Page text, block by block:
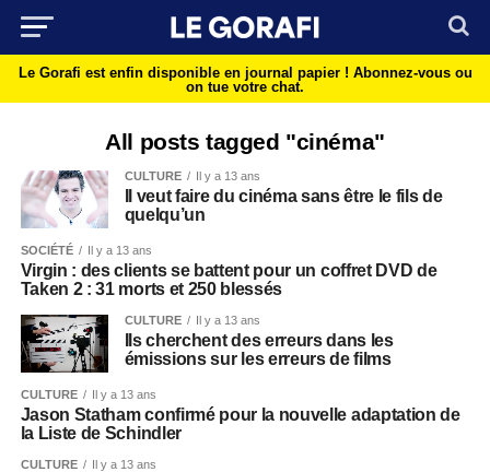
Le Gorafi est enfin disponible en journal papier ! Abonnez-vous ou
on tue votre chat.
All posts tagged "cinéma"
CULTURE Il y a 13 ans
Il veut faire du cinéma sans être le fils de
quelqu’un
SOCIÉTÉ Il y a 13 ans
Virgin : des clients se battent pour un coffret DVD de
Taken 2 : 31 morts et 250 blessés
CULTURE Il y a 13 ans
Ils cherchent des erreurs dans les
émissions sur les erreurs de films
CULTURE Il y a 13 ans
Jason Statham confirmé pour la nouvelle adaptation de
la Liste de Schindler
CULTURE Il y a 13 ans